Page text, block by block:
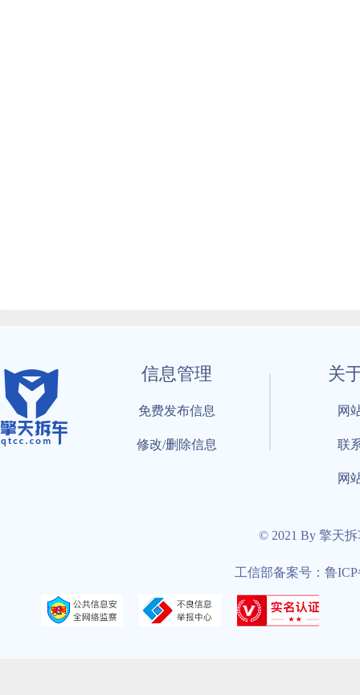
信息管理
免费发布信息
修改/删除信息
关
网
联
网
© 2021 By 擎天
工信部备案号：鲁